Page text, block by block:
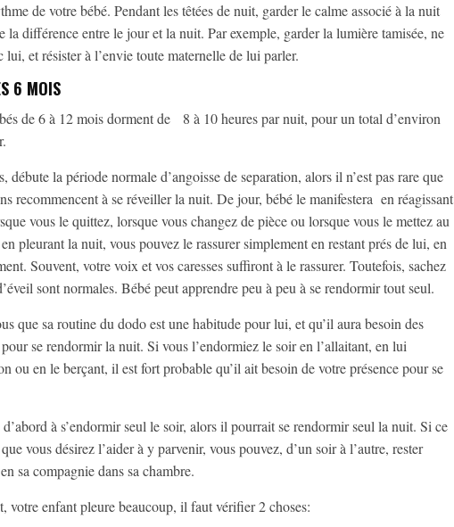
de votre bébé. Pendant les têtées de nuit, garder le calme associé à la nuit
la différence entre le jour et la nuit. Par exemple, garder la lumière tamisée, ne
lui, et résister à l’envie toute maternelle de lui parler.
6 MOIS
de 6 à 12 mois dorment de 8 à 10 heures par nuit, pour un total d’environ
débute la période normale d’angoisse de separation, alors il n’est pas rare que
recommencent à se réveiller la nuit. De jour, bébé le manifestera en réagissant
vous le quittez, lorsque vous changez de pièce ou lorsque vous le mettez au
pleurant la nuit, vous pouvez le rassurer simplement en restant prés de lui, en
Souvent, votre voix et vos caresses suffiront à le rassurer. Toutefois, sachez
sont normales. Bébé peut apprendre peu à peu à se rendormir tout seul.
que sa routine du dodo est une habitude pour lui, et qu’il aura besoin des
se rendormir la nuit. Si vous l’endormiez le soir en l’allaitant, en lui
ou en le berçant, il est fort probable qu’il ait besoin de votre présence pour se
à s’endormir seul le soir, alors il pourrait se rendormir seul la nuit. Si ce
que vous désirez l’aider à y parvenir, vous pouvez, d’un soir à l’autre, rester
sa compagnie dans sa chambre.
votre enfant pleure beaucoup, il faut vérifier 2 choses: